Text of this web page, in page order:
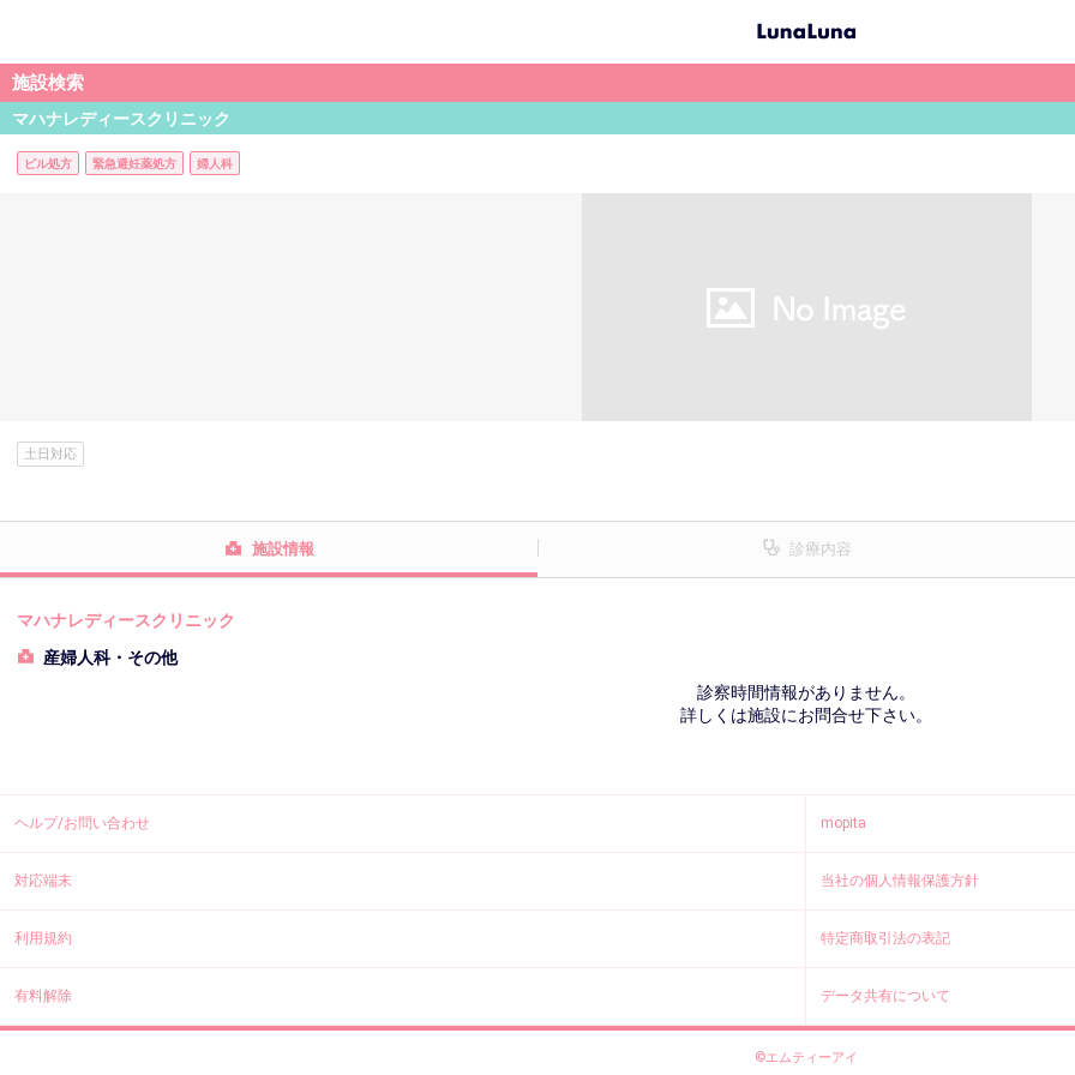
施設検索
マハナレディースクリニック
ピル処方 緊急避妊薬処方 婦人科
土日対応
施設情報 診療内容
マハナレディースクリニック
産婦人科・その他
診察時間情報がありません。
詳しくは施設にお問合せ下さい。
ヘルプ/お問い合わせ mopita
対応端末 当社の個人情報保護方針
利用規約 特定商取引法の表記
有料解除 データ共有について
©エムティーアイ